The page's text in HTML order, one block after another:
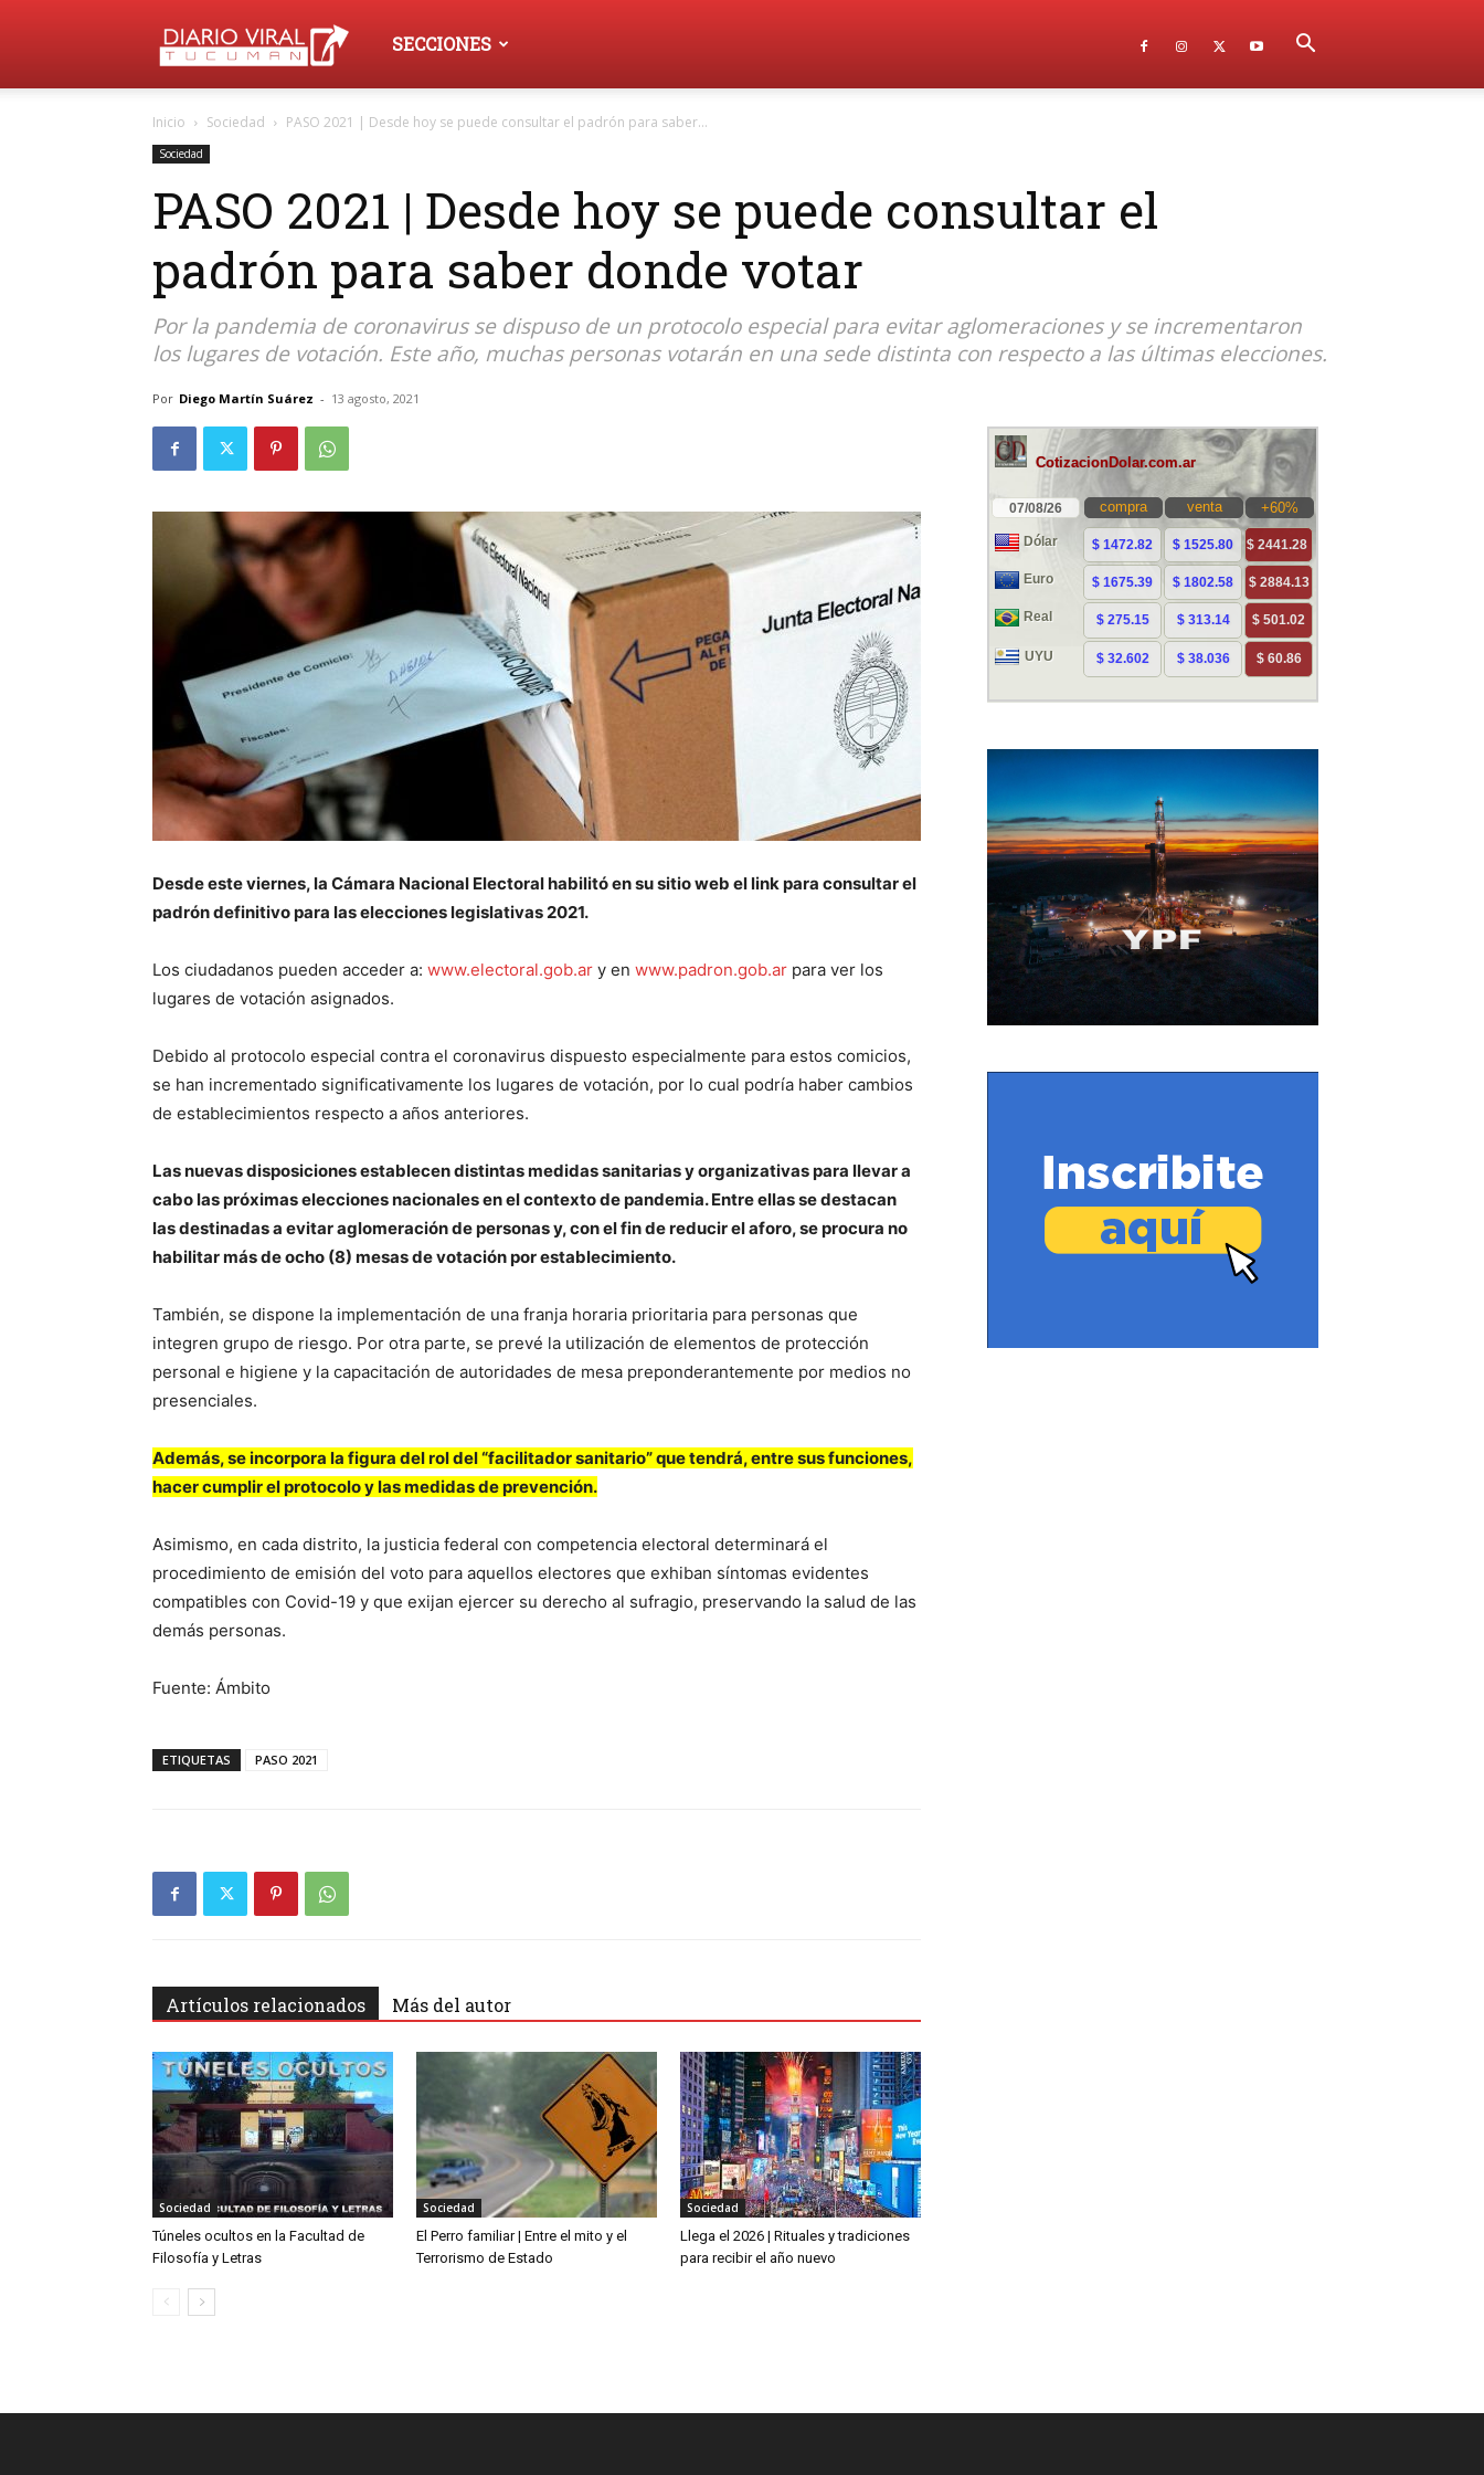
Diario
Viral
Tucumán
SECCIONES
Inicio Sociedad PASO 2021 | Desde hoy se puede consultar el padrón para saber...
Sociedad
PASO 2021 | Desde hoy se puede consultar el
padrón para saber donde votar
Por la pandemia de coronavirus se dispuso de un protocolo especial para evitar aglomeraciones y se incrementaron
los lugares de votación. Este año, muchas personas votarán en una sede distinta con respecto a las últimas elecciones.
Por Diego Martín Suárez - 13 agosto, 2021
Desde este viernes, la Cámara Nacional Electoral habilitó en su sitio web el link para consultar el
padrón definitivo para las elecciones legislativas 2021.
Los ciudadanos pueden acceder a: www.electoral.gob.ar y en www.padron.gob.ar para ver los
lugares de votación asignados.
Debido al protocolo especial contra el coronavirus dispuesto especialmente para estos comicios,
se han incrementado significativamente los lugares de votación, por lo cual podría haber cambios
de establecimientos respecto a años anteriores.
Las nuevas disposiciones establecen distintas medidas sanitarias y organizativas para llevar a
cabo las próximas elecciones nacionales en el contexto de pandemia. Entre ellas se destacan
las destinadas a evitar aglomeración de personas y, con el fin de reducir el aforo, se procura no
habilitar más de ocho (8) mesas de votación por establecimiento.
También, se dispone la implementación de una franja horaria prioritaria para personas que
integren grupo de riesgo. Por otra parte, se prevé la utilización de elementos de protección
personal e higiene y la capacitación de autoridades de mesa preponderantemente por medios no
presenciales.
Además, se incorpora la figura del rol del “facilitador sanitario” que tendrá, entre sus funciones,
hacer cumplir el protocolo y las medidas de prevención.
Asimismo, en cada distrito, la justicia federal con competencia electoral determinará el
procedimiento de emisión del voto para aquellos electores que exhiban síntomas evidentes
compatibles con Covid-19 y que exijan ejercer su derecho al sufragio, preservando la salud de las
demás personas.
Fuente: Ámbito
ETIQUETAS PASO 2021
Artículos relacionados Más del autor
Sociedad
Túneles ocultos en la Facultad de
Filosofía y Letras
Sociedad
El Perro familiar | Entre el mito y el
Terrorismo de Estado
Sociedad
Llega el 2026 | Rituales y tradiciones
para recibir el año nuevo